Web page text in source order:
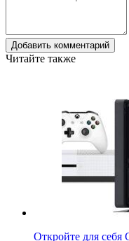
Добавить комментарий
Читайте также
Откройте для себя